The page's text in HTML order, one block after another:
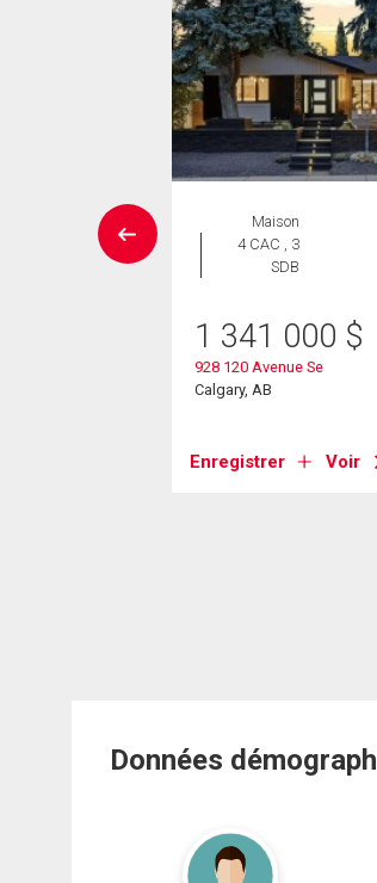
Maison
4 CAC , 3
SDB
1 341 000 $
928 120 Avenue Se
Calgary, AB
Enregistrer Voir
Données